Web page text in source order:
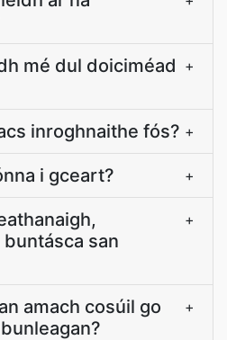
mé dul doiciméad +
inroghnaithe fós? +
i gceart? +
san
+
amach cosúil go
+